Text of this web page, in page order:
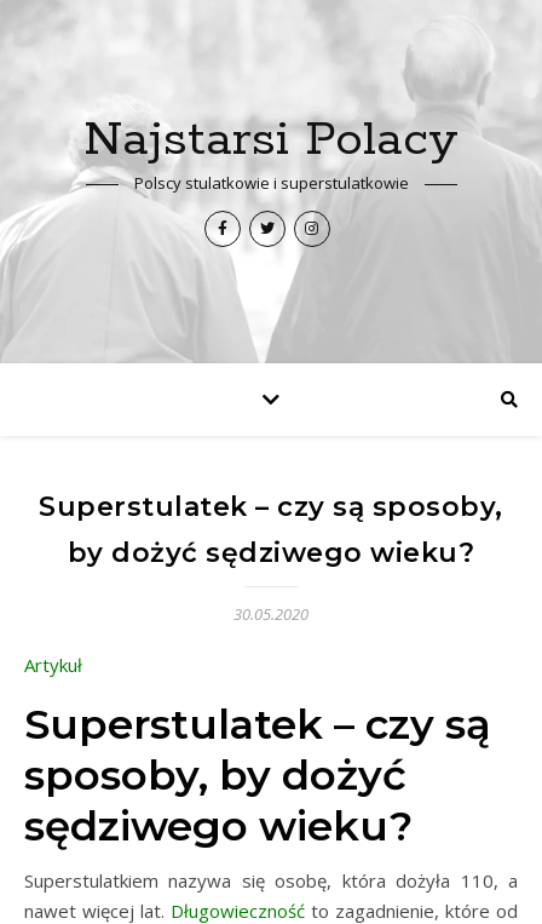
Najstarsi Polacy
Polscy stulatkowie i superstulatkowie
Superstulatek – czy są sposoby,
by dożyć sędziwego wieku?
30.05.2020
Artykuł
Superstulatek – czy są
sposoby, by dożyć
sędziwego wieku?
Superstulatkiem nazywa się osobę, która dożyła 110, a
nawet więcej lat. Długowieczność to zagadnienie, które od